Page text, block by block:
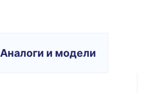
Аналоги и модели